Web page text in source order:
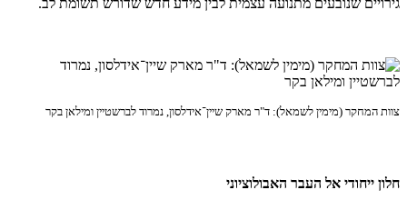
גירויים שנובעים מתנועה עצמית לבין מידע חדש שדורש תשומת לב.
צוות המחקר (מימין לשמאל): ד"ר מארק שיין־אידלסון, נמרוד לברשטיין ומילאן בקר
חלון ייחודי אל העבר האבולוציוני